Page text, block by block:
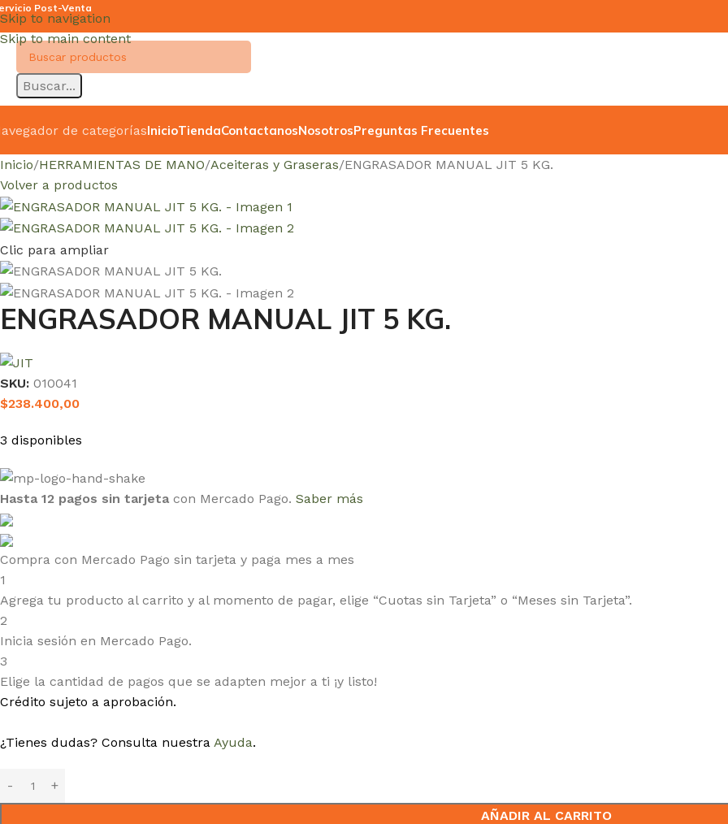
Skip to navigation
Skip to main content
Post-Venta
Buscar...
de categoríasInicioTiendaContactanosNosotrosPreguntas Frecuentes
Inicio HERRAMIENTAS DE MANO Aceiteras y Graseras ENGRASADOR MANUAL JIT 5 KG.
Volver a productos
Clic para ampliar
ENGRASADOR MANUAL JIT 5 KG.
SKU: 010041
$238.400,00
3 disponibles
Hasta 12 pagos sin tarjeta con Mercado Pago. Saber más
Compra con Mercado Pago sin tarjeta y paga mes a mes
1
Agrega tu producto al carrito y al momento de pagar, elige “Cuotas sin Tarjeta” o “Meses sin Tarjeta”.
2
Inicia sesión en Mercado Pago.
3
Elige la cantidad de pagos que se adapten mejor a ti ¡y listo!
Crédito sujeto a aprobación.
¿Tienes dudas? Consulta nuestra Ayuda.
AÑADIR AL CARRITO